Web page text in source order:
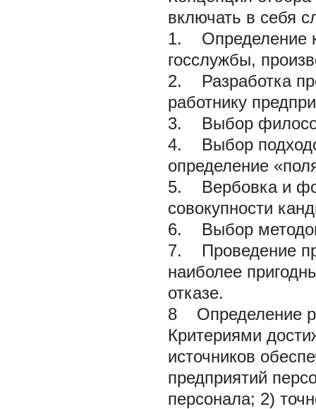
включать в себя
1. Определение
госслужбы,
2. Разработка
работнику
3. Выбор
4. Выбор
определение
5. Вербовка и
совокупности
6. Выбор методов
7. Проведение
наиболее
отказе.
8 Определение
Критериями
источников
предприятий
персонала; 2)